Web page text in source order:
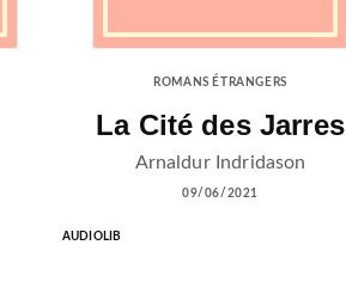
ROMANS ÉTRANGERS
La Cité des Jarres
Arnaldur Indridason
09/06/2021
AUDIOLIB